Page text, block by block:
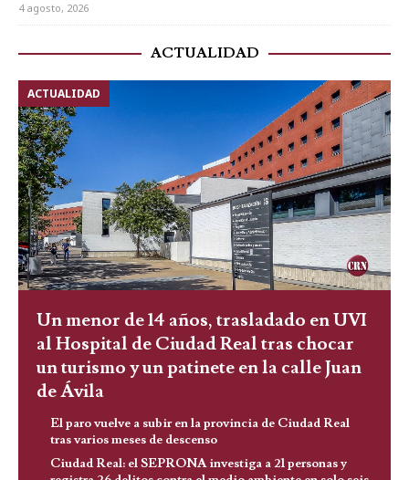
4 agosto, 2026
ACTUALIDAD
ACTUALIDAD
Un menor de 14 años, trasladado en UVI
al Hospital de Ciudad Real tras chocar
un turismo y un patinete en la calle Juan
de Ávila
El paro vuelve a subir en la provincia de Ciudad Real
tras varios meses de descenso
Ciudad Real: el SEPRONA investiga a 21 personas y